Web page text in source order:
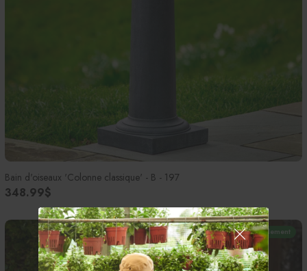
Bain d'oiseaux 'Colonne classique' - B - 197
348.99$
En magasin seulement